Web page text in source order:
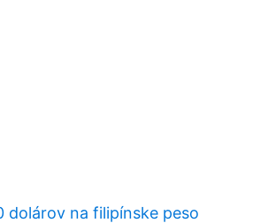
dolárov na filipínske peso